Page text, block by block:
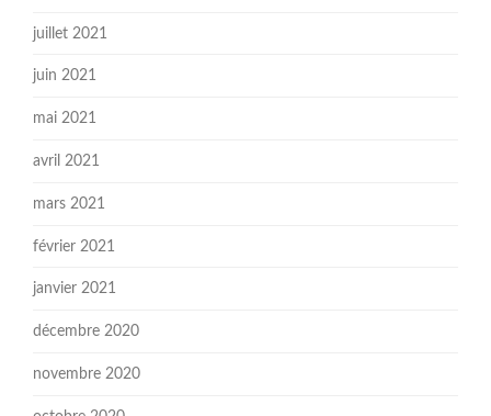
juillet 2021
juin 2021
mai 2021
avril 2021
mars 2021
février 2021
janvier 2021
décembre 2020
novembre 2020